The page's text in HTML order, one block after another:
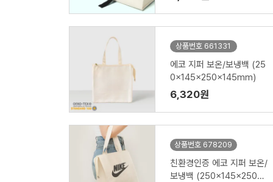
상품번호 661331
에코 지퍼 보온/보냉백 (25
0x145x250x145mm)
6,320원
상품번호 678209
친환경인증 에코 지퍼 보온/
보냉백 (250x145x250x1